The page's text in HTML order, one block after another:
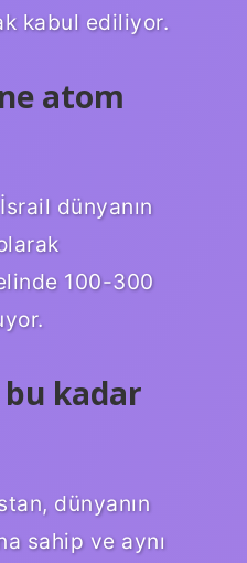
kabul ediliyor.
atom
dünyanın
100-300
bu kadar
dünyanın
sahip ve aynı